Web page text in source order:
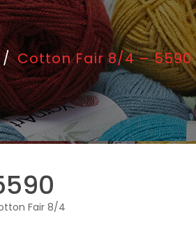
/ Cotton Fair 8/4 – 5590
Fair 8/4